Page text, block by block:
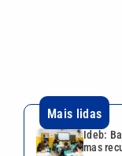
Fábrica
fechada